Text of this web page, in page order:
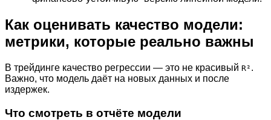
Как оценивать качество модели:
метрики, которые реально важны
В трейдинге качество регрессии — это не красивый R² .
Важно, что модель даёт на новых данных и после
издержек.
Что смотреть в отчёте модели